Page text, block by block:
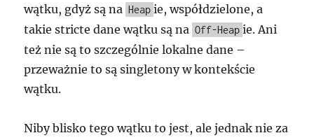
wątku, gdyż są na Heap ie, współdzielone, a
takie stricte dane wątku są na Off-Heap ie. Ani
też nie są to szczególnie lokalne dane –
przeważnie to są singletony w kontekście
wątku.
Niby blisko tego wątku to jest, ale jednak nie za